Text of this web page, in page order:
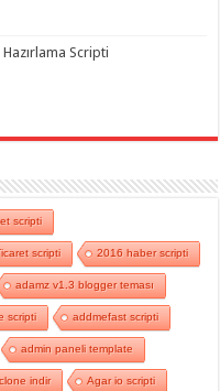
Scripti
scripti
scripti 2016 haber scripti
adamz v1.3 blogger teması
scripti addmefast scripti
admin paneli template
indir Agar io scripti